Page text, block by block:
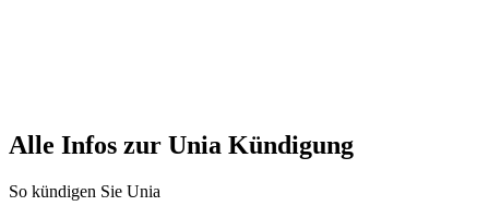
Alle Infos zur Unia Kündigung
So kündigen Sie Unia